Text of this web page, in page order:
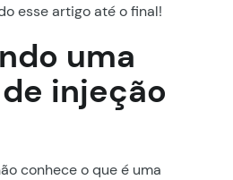
esse artigo até o final!
uma
injeção
conhece o que é uma